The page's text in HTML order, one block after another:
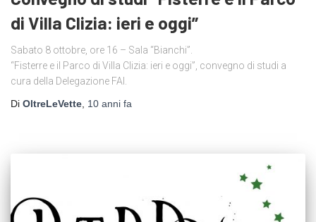
di Villa Clizia: ieri e oggi”
Sabato 8 ottobre, ore 16 – Sala “Bianchi”.
“Fisterre e il Parco di Villa Clizia: ieri e oggi”, convegno di studi a
cura della Delegazione FAI.
Di OltreLeVette, 10 anni fa